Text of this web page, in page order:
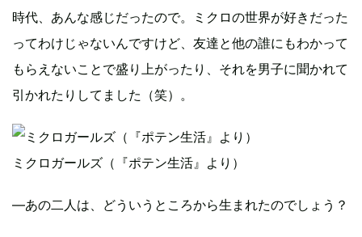
時代、あんな感じだったので。ミクロの世界が好きだった
ってわけじゃないんですけど、友達と他の誰にもわかって
もらえないことで盛り上がったり、それを男子に聞かれて
引かれたりしてました（笑）。
ミクロガールズ（『ポテン生活』より）
―あの二人は、どういうところから生まれたのでしょう？